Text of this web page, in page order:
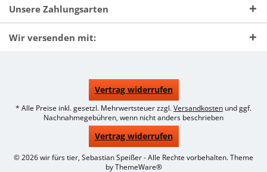
Unsere Zahlungsarten
Wir versenden mit:
Vertrag widerrufen
* Alle Preise inkl. gesetzl. Mehrwertsteuer zzgl.Versandkosten und ggf.
Nachnahmegebühren, wenn nicht anders beschrieben
Vertrag widerrufen
© 2026 wir fürs tier, Sebastian Speißer - Alle Rechte vorbehalten. Theme
byThemeWare®